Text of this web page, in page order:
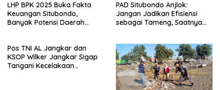
LHP BPK 2025 Buka Fakta
Keuangan Situbondo,
Banyak Potensi Daerah
PAD Situbondo Anjlok:
Jangan Jadikan Efisiensi
sebagai Tameng, Saatnya
Pos TNI AL Jangkar dan
KSOP Wilker Jangkar Sigap
Tangani Kecelakaan